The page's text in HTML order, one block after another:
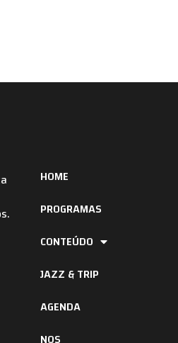
HOME
PROGRAMAS
CONTEÚDO
JAZZ & TRIP
AGENDA